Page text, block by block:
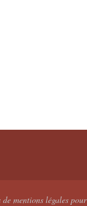
mentions légales